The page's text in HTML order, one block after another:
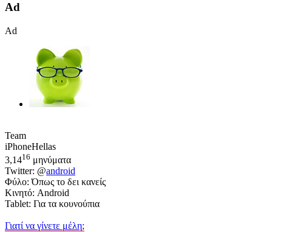
Ad
Ad
Team
iPhoneHellas
3,1416 μηνύματα
Twitter: @android
Φύλο: Όπως το δει κανείς
Κινητό: Android
Tablet: Για τα κουνούπια
Γιατί να γίνετε μέλη;